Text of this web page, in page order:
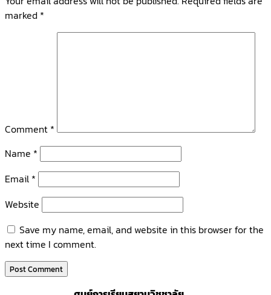
marked *
Comment *
Name *
Email *
Website
Save my name, email, and website in this browser for the
next time I comment.